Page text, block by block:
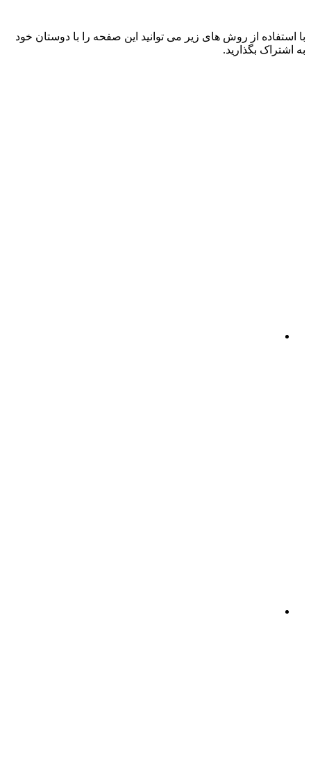
با استفاده از روش های زیر می توانید این صفحه را با دوستان خود
به اشتراک بگذارید.